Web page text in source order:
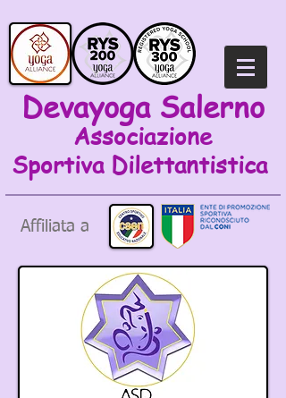
Devayoga Salerno
Associazione
Sportiva Dilettantistica
Affiliata a